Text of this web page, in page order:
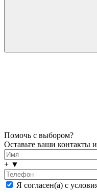
Помочь с выбором?
Оставьте ваши контакты
+ ▼
Я согласен(а) с